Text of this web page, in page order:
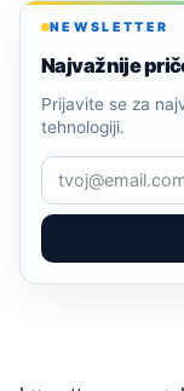
NEWSLETTER
Najvažnije
Prijavite se za
tehnologiji.